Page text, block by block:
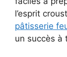
l’esprit
pâtisserie
un succès à